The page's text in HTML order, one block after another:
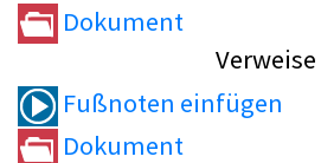
Dokument
Verweise
Fußnoten einfügen
Dokument